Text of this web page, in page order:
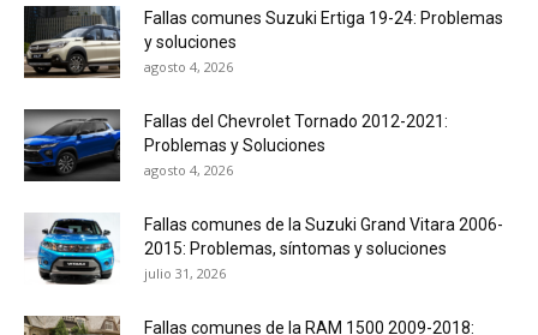
Fallas comunes Suzuki Ertiga 19-24: Problemas
y soluciones
agosto 4, 2026
Fallas del Chevrolet Tornado 2012-2021:
Problemas y Soluciones
agosto 4, 2026
Fallas comunes de la Suzuki Grand Vitara 2006-
2015: Problemas, síntomas y soluciones
julio 31, 2026
Fallas comunes de la RAM 1500 2009-2018: